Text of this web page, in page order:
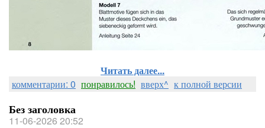
Читать далее...
комментарии: 0 понравилось! вверх^ к полной версии
Без заголовка
11-06-2026 20:52